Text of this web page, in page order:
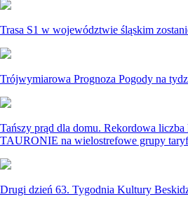
Trasa S1 w województwie śląskim
Trójwymiarowa Prognoza Pogody na
Tańszy prąd dla domu. Rekordowa liczba
TAURONIE na wielostrefowe grupy
Drugi dzień 63. Tygodnia Kultury